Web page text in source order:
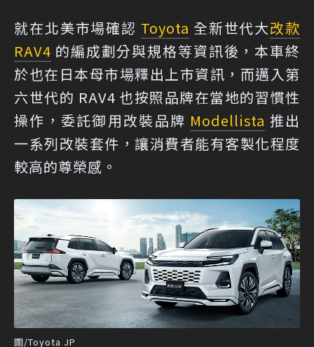
就在北美市場確認 Toyota 全新世代大改款
RAV4 的編成劃分與規格等資訊後，本車終
於也在日本母市場釋出上市資訊，而邁入第
六世代的 RAV4 也按照品牌在當地的習慣性
操作，委託御用改裝品牌 Modellista 推出
一系列改裝套件，讓消費者能有客製化程度
較高的尊榮感。
圖/Toyota JP